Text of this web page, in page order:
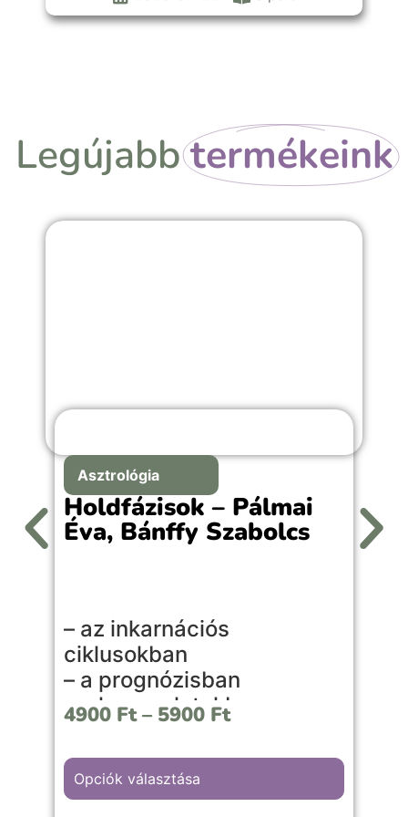
Legújabbtermékeink
Asztrológia
Holdfázisok – Pálmai
Éva, Bánffy Szabolcs
– az inkarnációs
ciklusokban
– a prognózisban
– a kapcsolatokban
– a mindennapi életben
Ez a könyv közérthetően, mégis
szakmai mélységgel mutatja be a
4900 Ft – 5900 Ft
Opciók választása